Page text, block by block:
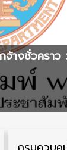
จ้างชั่วครา